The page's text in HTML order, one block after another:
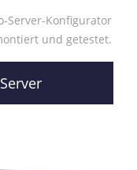
Server-Konfigurator
und getestet.